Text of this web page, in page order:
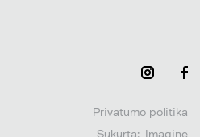
Privatumo politika
Sukurta: Imagine